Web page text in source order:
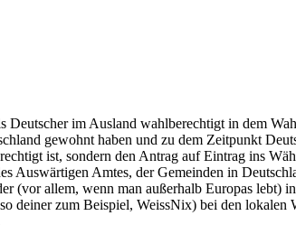
Deutscher im Ausland wahlberechtigt in dem
gewohnt haben und zu dem Zeitpunkt
ist, sondern den Antrag auf Eintrag ins
Auswärtigen Amtes, der Gemeinden in
(vor allem, wenn man außerhalb Europas lebt)
deiner zum Beispiel, WeissNix) bei den lokalen